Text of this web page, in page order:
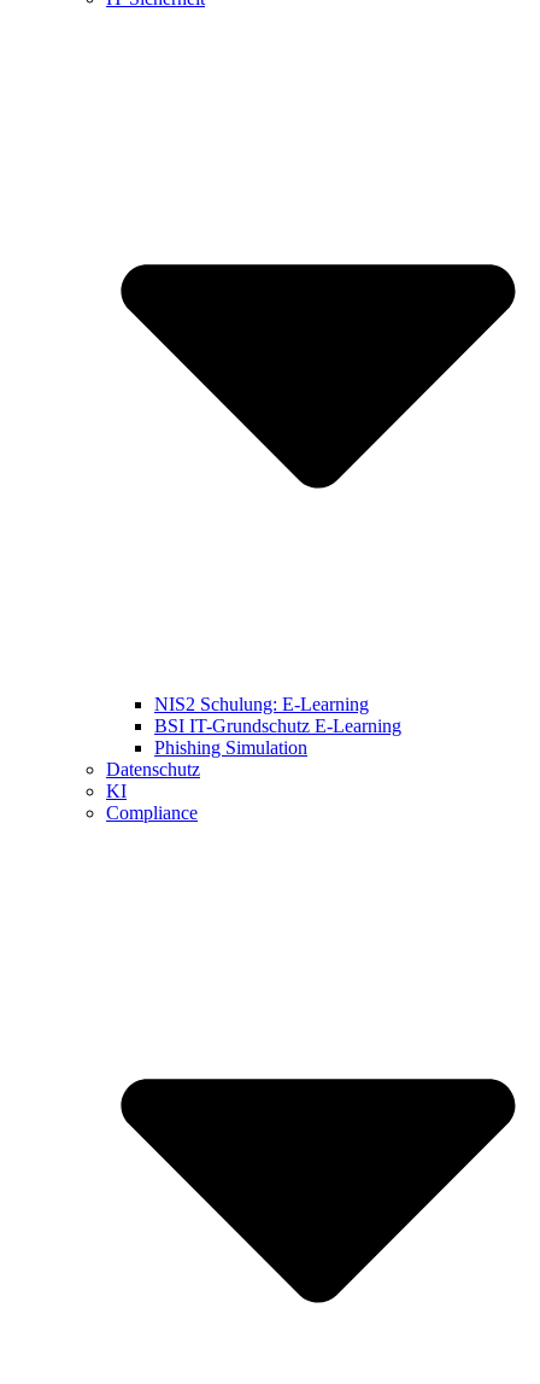
NIS2 Schulung: E-Learning
BSI IT-Grundschutz E-Learning
Phishing Simulation
Datenschutz
KI
Compliance